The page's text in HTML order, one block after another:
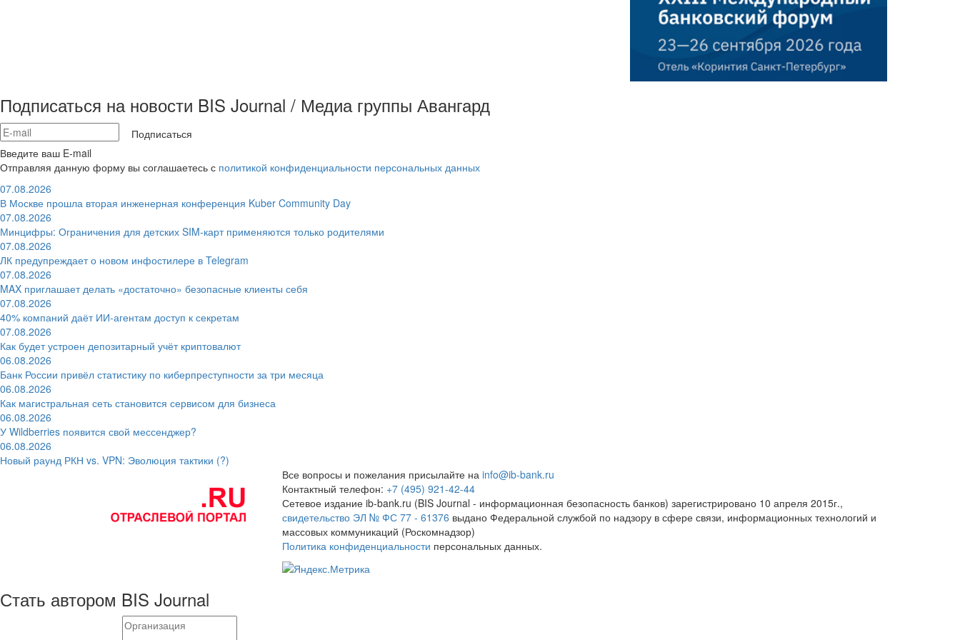
Подписаться на новости BIS Journal / Медиа группы Авангард
Подписаться
Введите ваш E-mail
Отправляя данную форму вы соглашаетесь с политикой конфиденциальности персональных данных
07.08.2026
В Москве прошла вторая инженерная конференция Kuber Community Day
07.08.2026
Минцифры: Ограничения для детских SIM-карт применяются только родителями
07.08.2026
ЛК предупреждает о новом инфостилере в Telegram
07.08.2026
MAX приглашает делать «достаточно» безопасные клиенты себя
07.08.2026
40% компаний даёт ИИ‑агентам доступ к секретам
07.08.2026
Как будет устроен депозитарный учёт криптовалют
06.08.2026
Банк России привёл статистику по киберпреступности за три месяца
06.08.2026
Как магистральная сеть становится сервисом для бизнеса
06.08.2026
У Wildberries появится свой мессенджер?
06.08.2026
Новый раунд РКН vs. VPN: Эволюция тактики (?)
Все вопросы и пожелания присылайте на info@ib-bank.ru
Контактный телефон: +7 (495) 921-42-44
Сетевое издание ib-bank.ru (BIS Journal - информационная безопасность банков) зарегистрировано 10 апреля 2015г.,
свидетельство ЭЛ № ФС 77 - 61376 выдано Федеральной службой по надзору в сфере связи, информационных технологий и
массовых коммуникаций (Роскомнадзор)
Политика конфиденциальности персональных данных.
Стать автором BIS Journal